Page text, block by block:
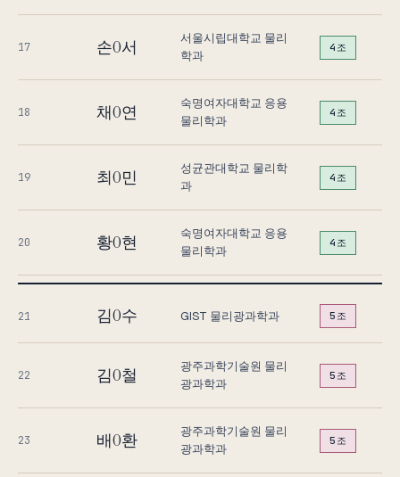
17 손O서
서울시립대학교 물리
학과
4조
18 채O연
숙명여자대학교 응용
물리학과
4조
19 최O민
성균관대학교 물리학
과
4조
20 황O현
숙명여자대학교 응용
물리학과
4조
21 김O수 GIST 물리광과학과 5조
22 김O철
광주과학기술원 물리
광과학과
5조
23 배O환
광주과학기술원 물리
광과학과
5조